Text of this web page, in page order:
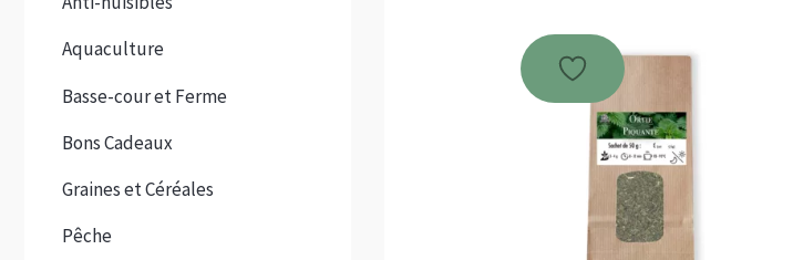
Aquaculture
Basse-cour et Ferme
Bons Cadeaux
Graines et Céréales
Pêche
40,27 €